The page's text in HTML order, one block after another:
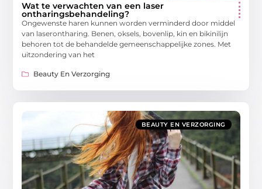
Wat te verwachten van een laser
ontharingsbehandeling?
Ongewenste haren kunnen worden verminderd door middel
van laserontharing. Benen, oksels, bovenlip, kin en bikinilijn
behoren tot de behandelde gemeenschappelijke zones. Met
uitzondering van het
Beauty En Verzorging
BEAUTY EN VERZORGING